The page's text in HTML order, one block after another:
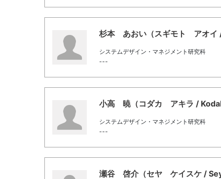
杉本 あおい（スギモト アオイ
システムデザイン・マネジメント研究科
---
小高 暁（コダカ アキラ /
システムデザイン・マネジメント研究科
---
瀬谷 啓介（セヤ ケイスケ /